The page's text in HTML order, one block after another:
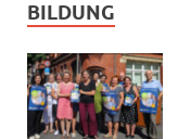
BILDUNG